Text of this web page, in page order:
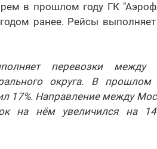
в прошлом году ГК
ранее. Рейсы
перевозки
округа. В
17%. Направление между
на нём увеличился на